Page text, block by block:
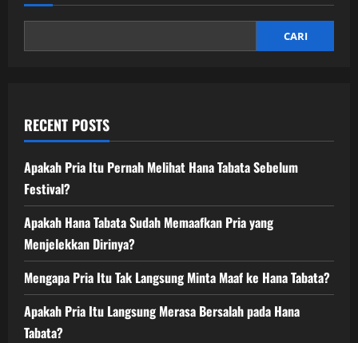
CARI
RECENT POSTS
Apakah Pria Itu Pernah Melihat Hana Tabata Sebelum
Festival?
Apakah Hana Tabata Sudah Memaafkan Pria yang
Menjelekkan Dirinya?
Mengapa Pria Itu Tak Langsung Minta Maaf ke Hana Tabata?
Apakah Pria Itu Langsung Merasa Bersalah pada Hana
Tabata?